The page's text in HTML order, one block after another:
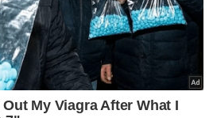
Jenayah Kewangan
menambah baik
untuk memastikan